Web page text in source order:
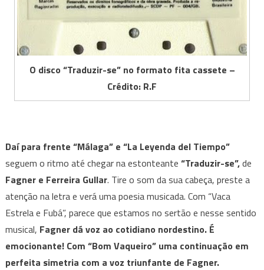
O disco “Traduzir-se” no formato fita cassete –
Crédito: R.F
Daí para frente “Málaga” e “La Leyenda del Tiempo”
seguem o ritmo até chegar na estonteante “Traduzir-se”,de
Fagner e Ferreira Gullar. Tire o som da sua cabeça, preste a
atenção na letra e verá uma poesia musicada. Com “Vaca
Estrela e Fubá”, parece que estamos no sertão e nesse sentido
musical, Fagner dá voz ao cotidiano nordestino. É
emocionante! Com “Bom Vaqueiro” uma continuação em
perfeita simetria com a voz triunfante de Fagner.